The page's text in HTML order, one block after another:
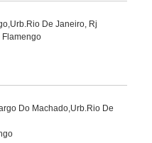
De Janeiro, Rj
Flamengo
Do Machado,Urb.Rio De